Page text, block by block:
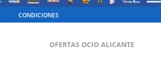
CONDICIONES
OFERTAS OCIO ALICANTE